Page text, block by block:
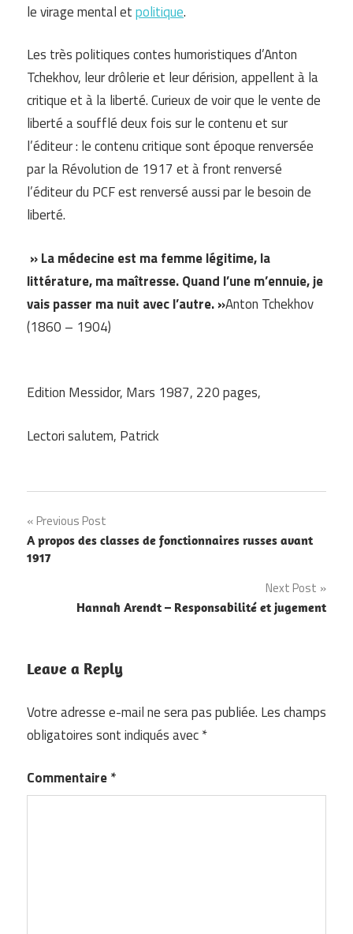
le virage mental etpolitique.
Les très politiques contes humoristiques d’Anton
Tchekhov, leur drôlerie et leur dérision, appellent à la
critique et à la liberté. Curieux de voir que le vente de
liberté a soufflé deux fois sur le contenu et sur
l’éditeur : le contenu critique sont époque renversée
par la Révolution de 1917 et à front renversé
l’éditeur du PCF est renversé aussi par le besoin de
liberté.
» La médecine est ma femme légitime, la
littérature, ma maîtresse. Quand l’une m’ennuie, je
vais passer ma nuit avec l’autre. »Anton Tchekhov
(1860 – 1904)
Edition Messidor, Mars 1987, 220 pages,
Lectori salutem, Patrick
Navigation
de
Previous Post
A propos des classes de fonctionnaires russes avant
1917
Next Post
Hannah Arendt – Responsabilité et jugement
Leave a Reply
Votre adresse e-mail ne sera pas publiée. Les champs
obligatoires sont indiqués avec*
Commentaire*